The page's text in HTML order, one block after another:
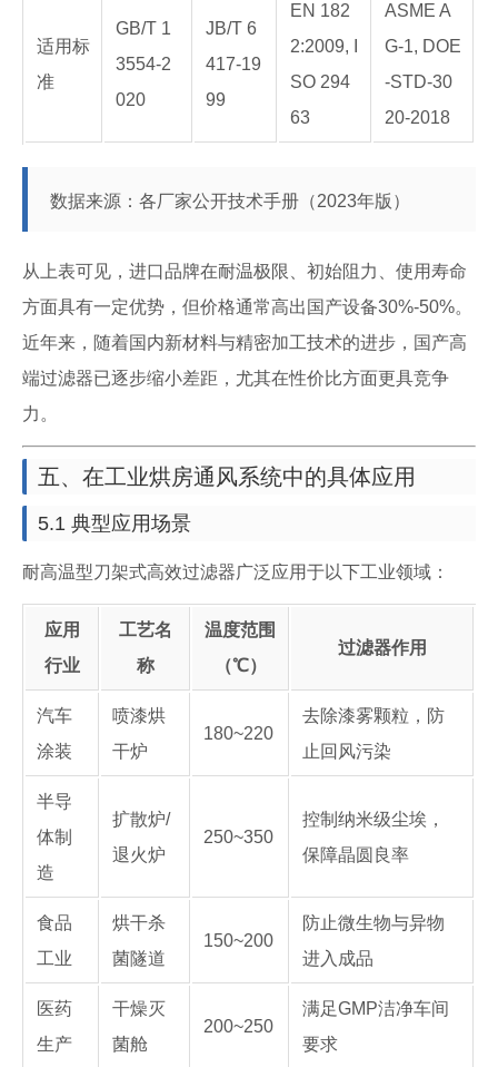
适用标
准
GB/T 1
3554-2
020
JB/T 6
417-19
99
EN 182
2:2009, I
SO 294
63
ASME A
G-1, DOE
-STD-30
20-2018
数据来源：各厂家公开技术手册（2023年版）
从上表可见，进口品牌在耐温极限、初始阻力、使用寿命
方面具有一定优势，但价格通常高出国产设备30%-50%。
近年来，随着国内新材料与精密加工技术的进步，国产高
端过滤器已逐步缩小差距，尤其在性价比方面更具竞争
力。
五、在工业烘房通风系统中的具体应用
5.1 典型应用场景
耐高温型刀架式高效过滤器广泛应用于以下工业领域：
应用
行业
工艺名
称
温度范围
（℃）
过滤器作用
汽车
涂装
喷漆烘
干炉
180~220
去除漆雾颗粒，防
止回风污染
半导
体制
造
扩散炉/
退火炉
250~350
控制纳米级尘埃，
保障晶圆良率
食品
工业
烘干杀
菌隧道
150~200
防止微生物与异物
进入成品
医药
生产
干燥灭
菌舱
200~250
满足GMP洁净车间
要求